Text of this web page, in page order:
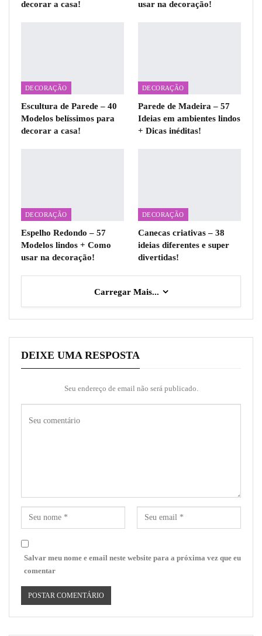
decorar a casa!
usar na decoração!
DECORAÇÃO
Escultura de Parede – 40
Modelos belíssimos para
decorar a casa!
DECORAÇÃO
Parede de Madeira – 57
Ideias em ambientes lindos
+ Dicas inéditas!
DECORAÇÃO
Espelho Redondo – 57
Modelos lindos + Como
usar na decoração!
DECORAÇÃO
Canecas criativas – 38
ideias diferentes e super
divertidas!
Carregar Mais...
DEIXE UMA RESPOSTA
Seu endereço de email não será publicado.
Salvar meu nome e email neste website para a próxima vez que eu
comentar